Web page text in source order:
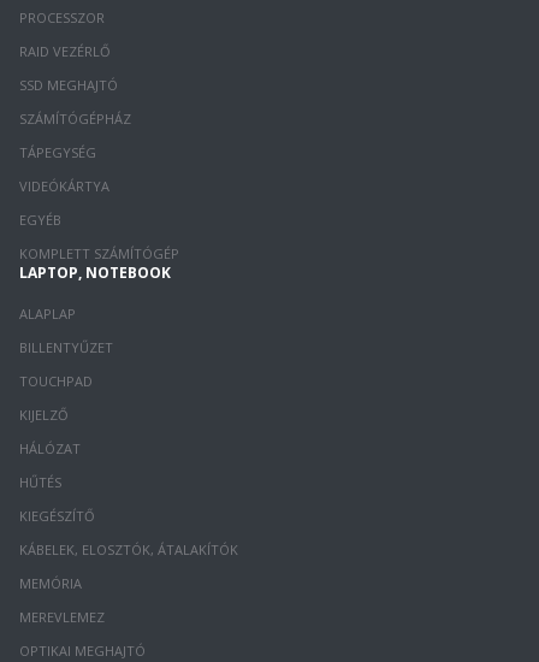
PROCESSZOR
RAID VEZÉRLŐ
SSD MEGHAJTÓ
SZÁMÍTÓGÉPHÁZ
TÁPEGYSÉG
VIDEÓKÁRTYA
EGYÉB
KOMPLETT SZÁMÍTÓGÉP
LAPTOP, NOTEBOOK
ALAPLAP
BILLENTYŰZET
TOUCHPAD
KIJELZŐ
HÁLÓZAT
HŰTÉS
KIEGÉSZÍTŐ
KÁBELEK, ELOSZTÓK, ÁTALAKÍTÓK
MEMÓRIA
MEREVLEMEZ
OPTIKAI MEGHAJTÓ